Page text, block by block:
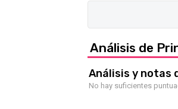
Análisis de
Análisis y notas
No hay suficientes